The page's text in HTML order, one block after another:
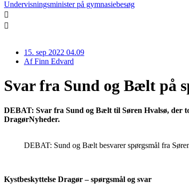
Undervisningsminister på gymnasiebesøg
15. sep 2022 04.09
AfFinn Edvard
Svar fra Sund og Bælt på
DEBAT: Svar fra Sund og Bælt til Søren Hvalsø, der
DragørNyheder.
DEBAT: Sund og Bælt besvarer spørgsmål fra
Kystbeskyttelse Dragør – spørgsmål og svar